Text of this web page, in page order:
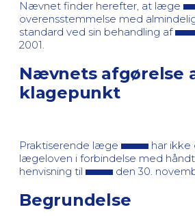
Nævnet finder herefter, at læge
overensstemmelse med
standard ved sin behandling af
2001.
Nævnets afgørelse
klagepunkt
Praktiserende læge
har ikke
lægeloven i forbindelse med
henvisning til
den 30.
Begrundelse